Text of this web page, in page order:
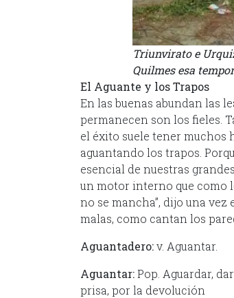
Triunvirato e
Quilmes esa
El Aguante y los Trapos
En las buenas abundan las
permanecen son los fieles.
el éxito suele tener muchos
aguantando los trapos.
esencial de nuestras
un motor interno que como
no se mancha”, dijo una
malas, como cantan los
Aguantadero:v. Aguantar.
Aguantar:Pop. Aguardar,
prisa, por la devolución